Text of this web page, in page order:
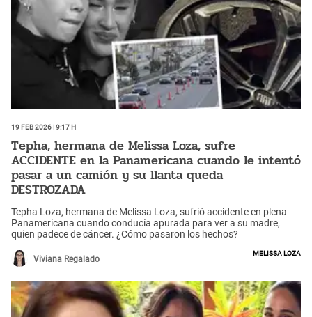
19 Feb 2026 | 9:17 h
Tepha, hermana de Melissa Loza, sufre
ACCIDENTE en la Panamericana cuando le intentó
pasar a un camión y su llanta queda
DESTROZADA
Tepha Loza, hermana de Melissa Loza, sufrió accidente en plena
Panamericana cuando conducía apurada para ver a su madre,
quien padece de cáncer. ¿Cómo pasaron los hechos?
Viviana Regalado
Melissa Loza